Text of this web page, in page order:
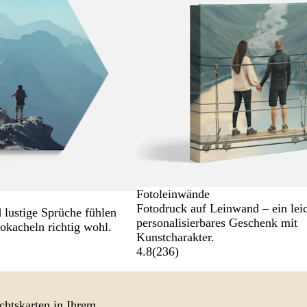
Sprüche fühlen
richtig wohl.
Fotoleinwände
Fotodruck auf Leinwand – ein
personalisierbares Geschenk mit
Kunstcharakter.
4.8(236)